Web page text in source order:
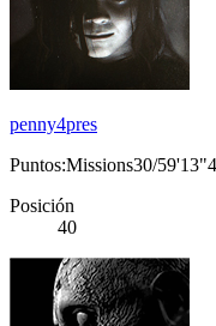
penny4pres
Puntos:Missions30/
Posición
40